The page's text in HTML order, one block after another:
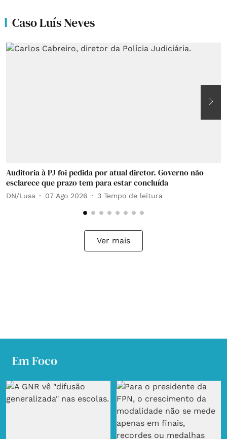
Caso Luís Neves
Auditoria à PJ foi pedida por atual diretor. Governo não
esclarece que prazo tem para estar concluída
DN/Lusa 07 Ago 2026 3 Tempo de leitura
Ver mais
Em Foco